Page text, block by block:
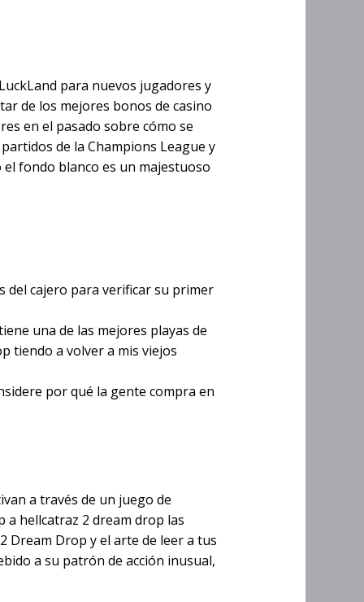
para nuevos jugadores y
de los mejores bonos de casino
en el pasado sobre cómo se
de la Champions League y
fondo blanco es un majestuoso
del cajero para verificar su primer
una de las mejores playas de
tiendo a volver a mis viejos
por qué la gente compra en
a través de un juego de
a hellcatraz 2 dream drop las
Dream Drop y el arte de leer a tus
a su patrón de acción inusual,